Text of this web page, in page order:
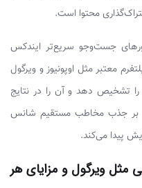
محتوا است.
جست‌وجو سریع‌تر ایندکس
معتبر مثل اوپونیوز و ویرگول
تشخیص دهد و آن را در نتایج
بر جذب مخاطب مستقیم شانس
پیدا می‌کند.
مثل ویرگول و مزایای هر